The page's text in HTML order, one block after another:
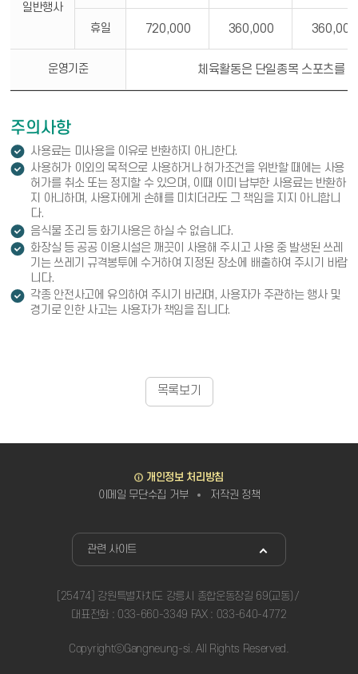
일반행사
휴일 720,000 360,000 360,000
운영기준 체육활동은 단일종목 스포츠를
주의사항
사용료는 미사용을 이유로 반환하지 아니한다.
사용허가 이외의 목적으로 사용하거나 허가조건을 위반할 때에는 사용
허가를 취소 또는 정지할 수 있으며, 이때 이미 납부한 사용료는 반환하
지 아니하며, 사용자에게 손해를 미치더라도 그 책임을 지지 아니합니
다.
음식물 조리 등 화기사용은 하실 수 없습니다.
화장실 등 공공 이용시설은 깨끗이 사용해 주시고 사용 중 발생된 쓰레
기는 쓰레기 규격봉투에 수거하여 지정된 장소에 배출하여 주시기 바랍
니다.
각종 안전사고에 유의하여 주시기 바라며, 사용자가 주관하는 행사 및
경기로 인한 사고는 사용자가 책임을 집니다.
목록보기
개인정보 처리방침
이메일 무단수집 거부
저작권 정책
관련 사이트
[25474] 강원특별자치도 강릉시 종합운동장길 69(교동)
대표전화 : 033-660-3349 FAX : 033-640-4772
CopyrightⓒGangneung-si. All Rights Reserved.